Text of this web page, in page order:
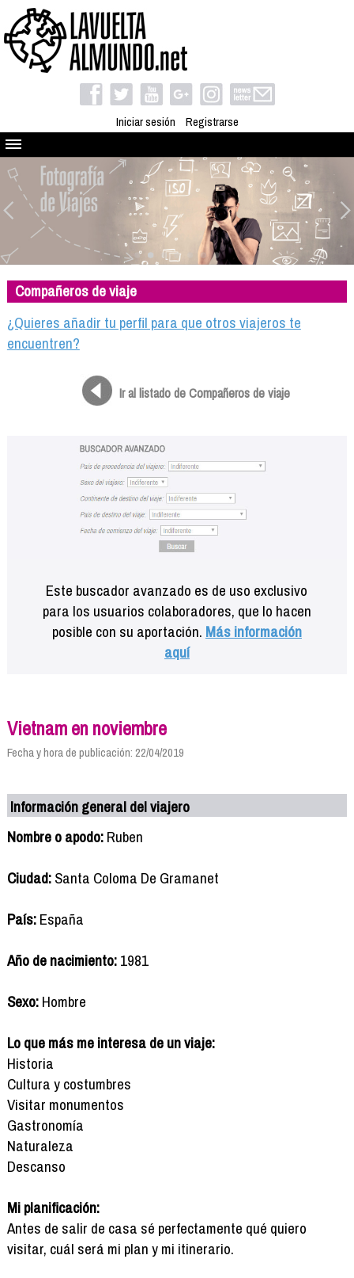
Iniciar sesión Registrarse
Quienes somos
El proyecto
Blog
Viaja con nosotros
Camino solidario
Libros
Compañeros de viaje
Compañeros de viaje
¿Quieres añadir tu perfil para que otros viajeros te
encuentren?
Ir al listado de Compañeros de viaje
Este buscador avanzado es de uso exclusivo
para los usuarios colaboradores, que lo hacen
posible con su aportación. Más información
aquí
Vietnam en noviembre
Fecha y hora de publicación: 22/04/2019
Información general del viajero
Nombre o apodo:Ruben
Ciudad:Santa Coloma De Gramanet
País:España
Año de nacimiento:1981
Sexo:Hombre
Lo que más me interesa de un viaje:
Historia
Cultura y costumbres
Visitar monumentos
Gastronomía
Naturaleza
Descanso
Mi planificación:
Antes de salir de casa sé perfectamente qué quiero
visitar, cuál será mi plan y mi itinerario.